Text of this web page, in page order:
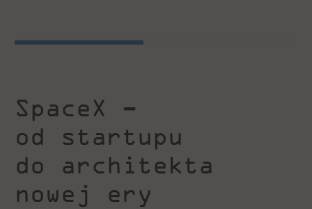
SpaceX –
od startupu
do architekta
nowej ery